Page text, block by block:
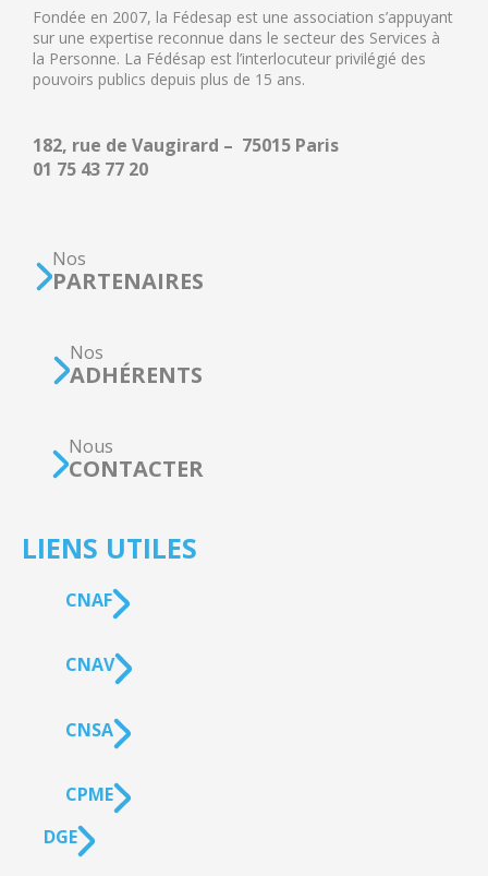
Fondée en 2007, la Fédesap est une association s’appuyant
sur une expertise reconnue dans le secteur des Services à
la Personne. La Fédésap est l’interlocuteur privilégié des
pouvoirs publics depuis plus de 15 ans.
182, rue de Vaugirard – 75015 Paris
01 75 43 77 20
Nos
PARTENAIRES
Nos
ADHÉRENTS
Nous
CONTACTER
LIENS UTILES
CNAF
CNAV
CNSA
CPME
DGE